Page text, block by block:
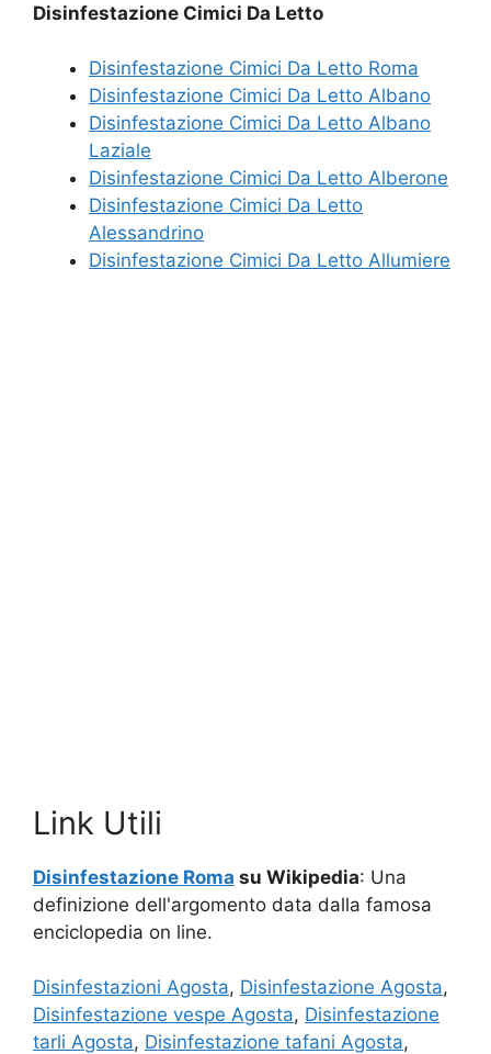
Disinfestazione Cimici Da Letto
Disinfestazione Cimici Da Letto Roma
Disinfestazione Cimici Da Letto Albano
Disinfestazione Cimici Da Letto Albano
Laziale
Disinfestazione Cimici Da Letto Alberone
Disinfestazione Cimici Da Letto
Alessandrino
Disinfestazione Cimici Da Letto Allumiere
Link Utili
Disinfestazione Roma su Wikipedia: Una
definizione dell'argomento data dalla famosa
enciclopedia on line.
Disinfestazioni Agosta, Disinfestazione Agosta,
Disinfestazione vespe Agosta, Disinfestazione
tarli Agosta, Disinfestazione tafani Agosta,